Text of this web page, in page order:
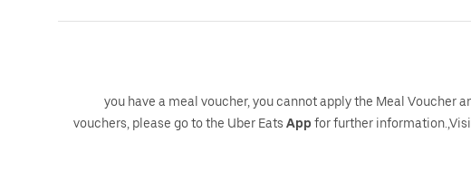
you have a meal voucher, you cannot apply the Meal Voucher
vouchers, please go to the Uber Eats App for further